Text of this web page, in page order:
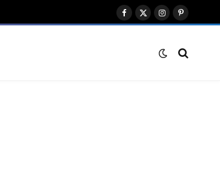
Facebook
X
InstagramPinterest